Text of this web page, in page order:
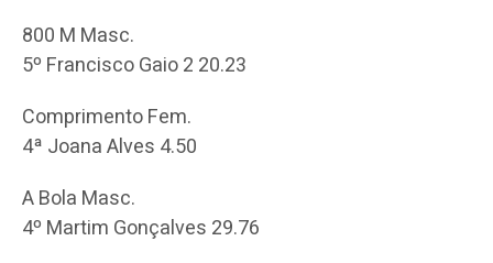
800 M Masc.
5º Francisco Gaio 2 20.23
Comprimento Fem.
4ª Joana Alves 4.50
A Bola Masc.
4º Martim Gonçalves 29.76